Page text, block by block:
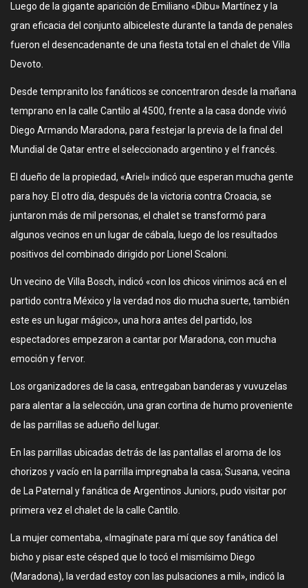
Luego de la gigante aparición de Emiliano «Dibu» Martínez y la
gran eficacia del conjunto albiceleste durante la tanda de penales
fueron el desencadenante de una fiesta total en el chalet de Villa
Devoto.
Desde tempranito los fanáticos se concentraron desde la mañana
temprano en la calle Cantilo al 4500, frente a la casa donde vivió
Diego Armando Maradona, para festejar la previa de la final del
Mundial de Qatar entre el seleccionado argentino y el francés.
El dueño de la propiedad, «Ariel» indicó que esperan mucha gente
para hoy. El otro día, después de la victoria contra Croacia, se
juntaron más de mil personas, el chalet se transformó para
algunos vecinos en un lugar de cábala, luego de los resultados
positivos del combinado dirigido por Lionel Scaloni.
Un vecino de Villa Bosch, indicó «con los chicos vinimos acá en el
partido contra México y la verdad nos dio mucha suerte, también
este es un lugar mágico», una hora antes del partido, los
espectadores empezaron a cantar por Maradona, con mucha
emoción y fervor.
Los organizadores de la casa, entregaban banderas y vuvuzelas
para alentar a la selección, una gran cortina de humo proveniente
de las parrillas se adueño del lugar.
En las parrillas ubicadas detrás de las pantallas el aroma de los
chorizos y vacío en la parrilla impregnaba la casa; Susana, vecina
de La Paternal y fanática de Argentinos Juniors, pudo visitar por
primera vez el chalet de la calle Cantilo.
La mujer comentaba, «Imagínate para mí que soy fanática del
bicho y pisar este césped que lo tocó el mismísimo Diego
(Maradona), la verdad estoy con las pulsaciones a mil», indicó la